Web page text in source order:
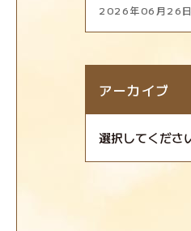
2026年06月26日
アーカイブ